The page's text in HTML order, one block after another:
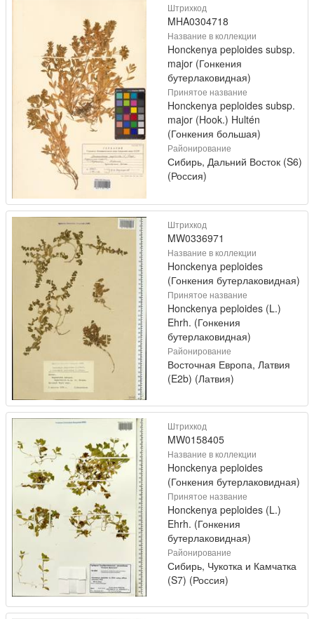
Штрихкод
MHA0304718
Название в коллекции
Honckenya peploides subsp.
major (Гонкения
бутерлаковидная)
Принятое название
Honckenya peploides subsp.
major (Hook.) Hultén
(Гонкения большая)
Районирование
Сибирь, Дальний Восток (S6)
(Россия)
Штрихкод
MW0336971
Название в коллекции
Honckenya peploides
(Гонкения бутерлаковидная)
Принятое название
Honckenya peploides (L.)
Ehrh. (Гонкения
бутерлаковидная)
Районирование
Восточная Европа, Латвия
(E2b) (Латвия)
Штрихкод
MW0158405
Название в коллекции
Honckenya peploides
(Гонкения бутерлаковидная)
Принятое название
Honckenya peploides (L.)
Ehrh. (Гонкения
бутерлаковидная)
Районирование
Сибирь, Чукотка и Камчатка
(S7) (Россия)